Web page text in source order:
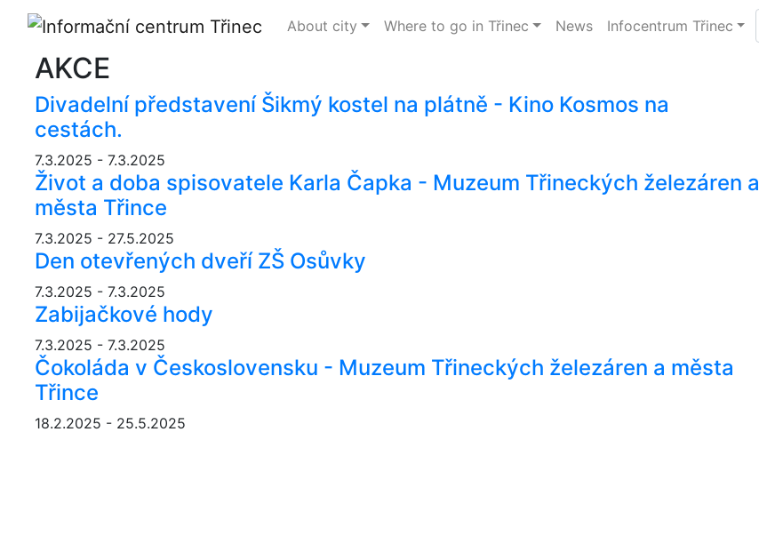
About city Where to go in Třinec News Infocentrum Třinec
AKCE
Divadelní představení Šikmý kostel na plátně - Kino Kosmos na
cestách.
7.3.2025 - 7.3.2025
Život a doba spisovatele Karla Čapka - Muzeum Třineckých železáren a
města Třince
7.3.2025 - 27.5.2025
Den otevřených dveří ZŠ Osůvky
7.3.2025 - 7.3.2025
Zabijačkové hody
7.3.2025 - 7.3.2025
Čokoláda v Československu - Muzeum Třineckých železáren a města
Třince
18.2.2025 - 25.5.2025